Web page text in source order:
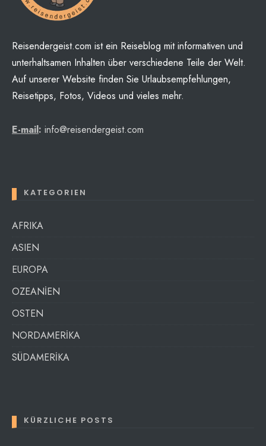
Reisendergeist.com ist ein Reiseblog mit informativen und
unterhaltsamen Inhalten über verschiedene Teile der Welt.
Auf unserer Website finden Sie Urlaubsempfehlungen,
Reisetipps, Fotos, Videos und vieles mehr.
E-mail: info@reisendergeist.com
KATEGORIEN
AFRIKA
ASIEN
EUROPA
OZEANİEN
OSTEN
NORDAMERİKA
SÜDAMERİKA
KÜRZLICHE POSTS